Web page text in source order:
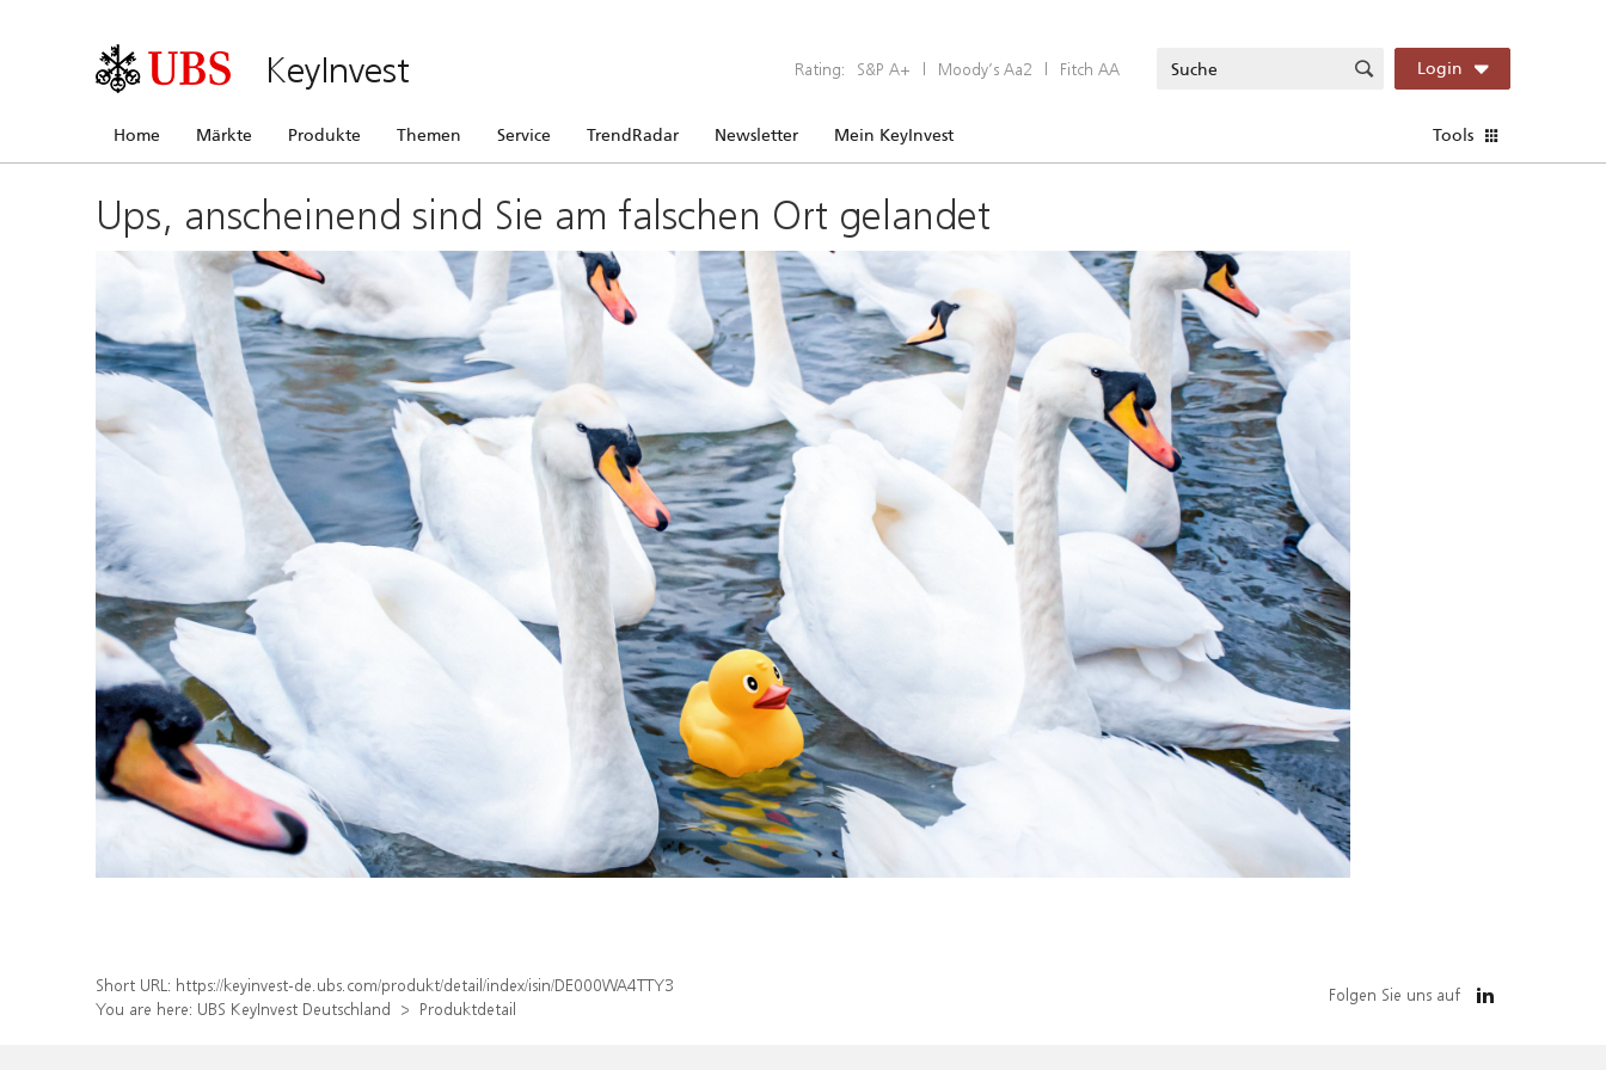
KeyInvest Rating: S&P A+ | Moody’s Aa2 | Fitch AA Login
Home Märkte Produkte Themen Service TrendRadar Newsletter Mein KeyInvest Tools
Ups, anscheinend sind Sie am falschen Ort gelandet
Short URL: https://keyinvest-de.ubs.com/produkt/detail/index/isin/DE000WA4TTY3
You are here: UBS KeyInvest Deutschland Produktdetail
Folgen Sie uns auf